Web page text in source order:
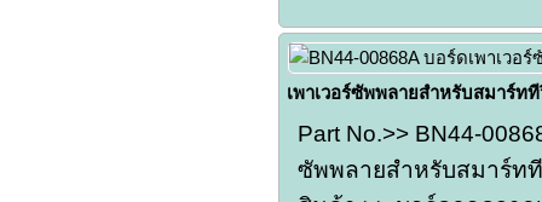
เพาเวอร์ซัพพลายสำหรับสมาร์ท
Part No.>> BN44-
ซัพพลายสำหรับสมาร์ท